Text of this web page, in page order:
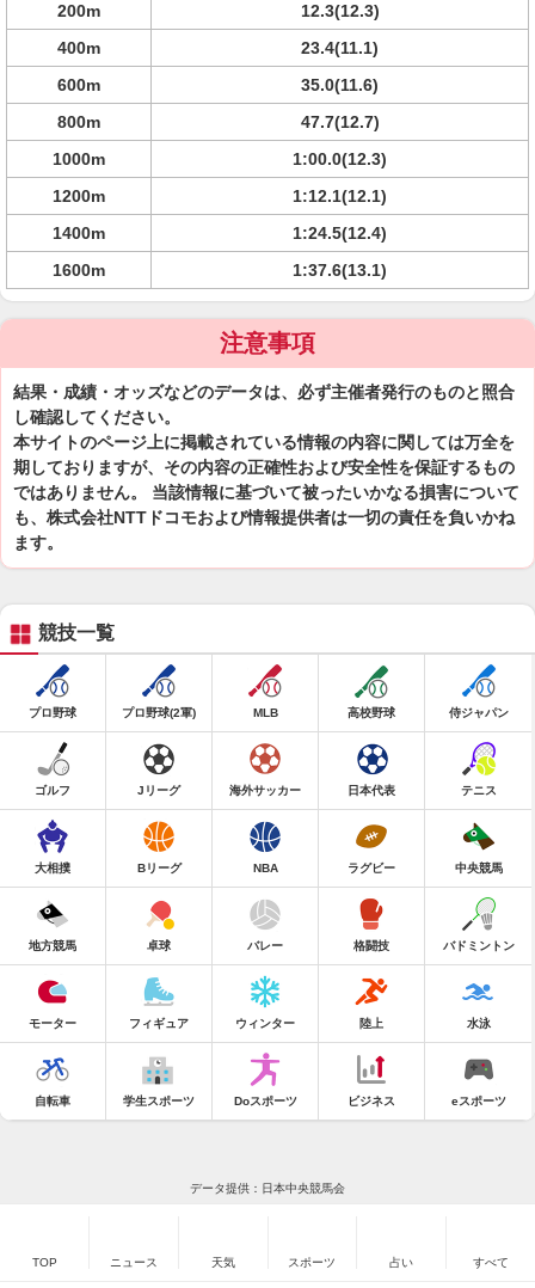
200m
12.3(12.3)
400m
23.4(11.1)
600m
35.0(11.6)
800m
47.7(12.7)
1000m
1:00.0(12.3)
1200m
1:12.1(12.1)
1400m
1:24.5(12.4)
1600m
1:37.6(13.1)
注意事項
結果・成績・オッズなどのデータは、必ず主催者発行のものと照合
し確認してください。
本サイトのページ上に掲載されている情報の内容に関しては万全を
期しておりますが、その内容の正確性および安全性を保証するもの
ではありません。 当該情報に基づいて被ったいかなる損害について
も、株式会社NTTドコモおよび情報提供者は一切の責任を負いかね
ます。
競技一覧
プロ野球 プロ野球(2軍) MLB 高校野球 侍ジャパン
ゴルフ Jリーグ 海外サッカー 日本代表 テニス
大相撲 Bリーグ NBA ラグビー 中央競馬
地方競馬 卓球 バレー 格闘技 バドミントン
モーター フィギュア ウィンター 陸上 水泳
自転車 学生スポーツ Doスポーツ ビジネス eスポーツ
データ提供：日本中央競馬会
TOP ニュース 天気 スポーツ 占い すべて